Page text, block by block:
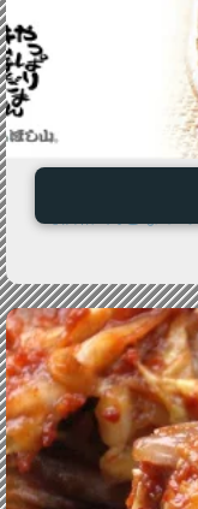
京都キムチのほし
【価格1円となっ